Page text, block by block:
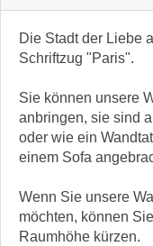
Die Stadt der Liebe
Schriftzug "Paris".
Sie können unsere
anbringen, sie sind
oder wie ein
einem Sofa
Wenn Sie unsere
möchten, können
Raumhöhe kürzen.